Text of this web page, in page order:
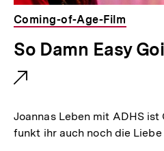
Coming-of-Age-Film
E
x
t
e
r
So Damn Easy
Joannas Leben mit ADHS ist
funkt ihr auch noch die